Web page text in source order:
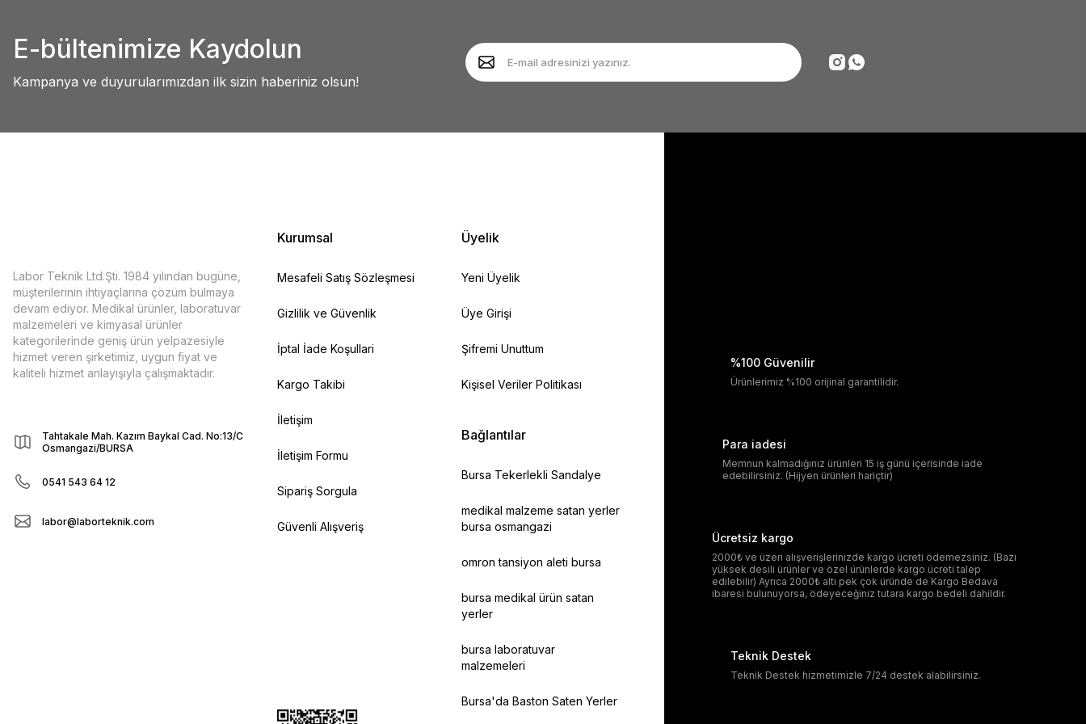
Ürün açıklamasında eksik bilgiler bulunuyor.
Ürün fiyatı diğer sitelerden daha pahalı.
Deneyimini Paylaş
E-bültenimize Kaydolun
Kampanya ve duyurularımızdan ilk sizin haberiniz olsun!
Labor Teknik Ltd.Şti. 1984 yılından bugüne,
müşterilerinin ihtiyaçlarına çözüm bulmaya
devam ediyor. Medikal ürünler, laboratuvar
malzemeleri ve kimyasal ürünler
kategorilerinde geniş ürün yelpazesiyle
hizmet veren şirketimiz, uygun fiyat ve
kaliteli hizmet anlayışıyla çalışmaktadır.
Tahtakale Mah. Kazım Baykal Cad. No:13/C
Osmangazi/BURSA
0541 543 64 12
labor@laborteknik.com
Kurumsal
Mesafeli Satış Sözleşmesi
Gizlilik ve Güvenlik
İptal İade Koşullari
Kargo Takibi
İletişim
İletişim Formu
Sipariş Sorgula
Güvenli Alışveriş
Üyelik
Yeni Üyelik
Üye Girişi
Şifremi Unuttum
Kişisel Veriler Politikası
Bağlantılar
Bursa Tekerlekli Sandalye
medikal malzeme satan yerler
bursa osmangazi
omron tansiyon aleti bursa
bursa medikal ürün satan
yerler
bursa laboratuvar
malzemeleri
Bursa'da Baston Saten Yerler
%100 Güvenilir
Ürünlerimiz %100 orijinal garantilidir.
Para iadesi
Memnun kalmadığınız ürünleri 15 iş günü içerisinde iade
edebilirsiniz. (Hijyen ürünleri hariçtir)
Ücretsiz kargo
2000₺ ve üzeri alışverişlerinizde kargo ücreti ödemezsiniz. (Bazı
yüksek desili ürünler ve özel ürünlerde kargo ücreti talep
edilebilir) Ayrıca 2000₺ altı pek çok üründe de Kargo Bedava
ibaresi bulunuyorsa, ödeyeceğiniz tutara kargo bedeli dahildir.
Teknik Destek
Teknik Destek hizmetimizle 7/24 destek alabilirsiniz.